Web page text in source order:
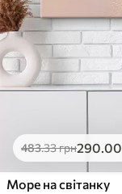
483.33грн290.00
Море на світанку